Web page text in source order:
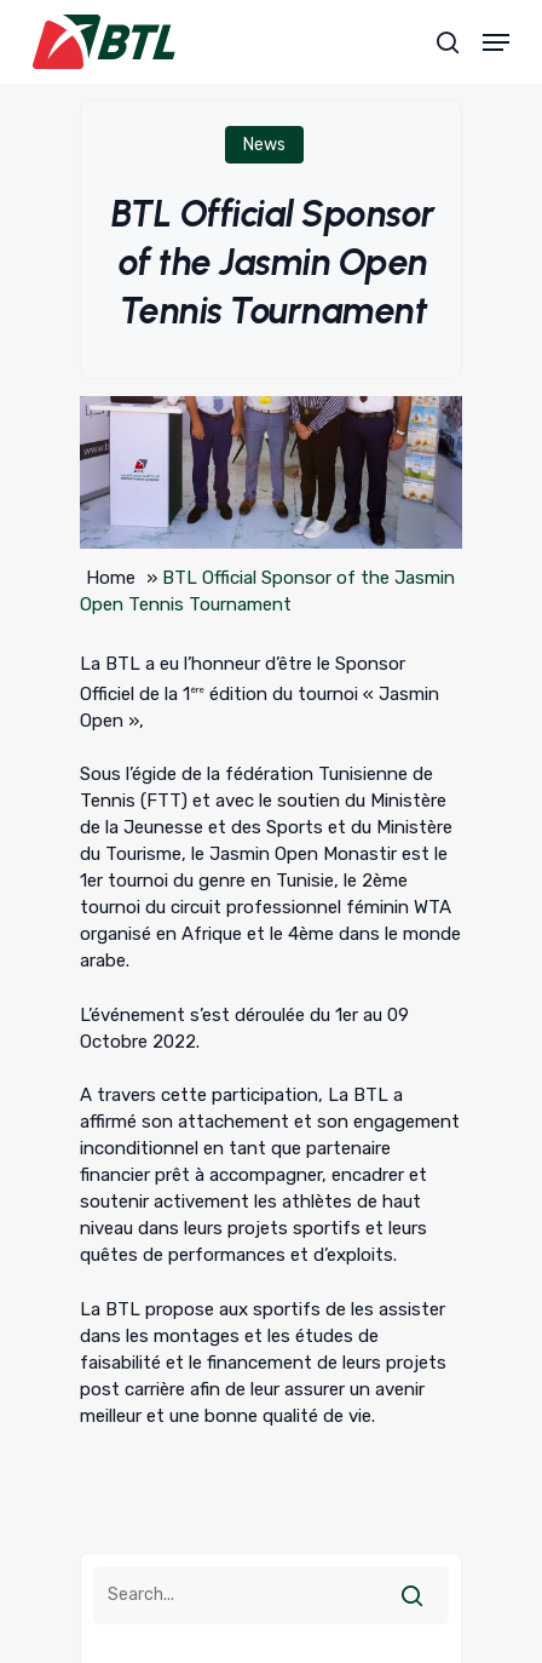
main
search
Menu
News
BTL Official Sponsor
of the Jasmin Open
Tennis Tournament
Home » BTL Official Sponsor of the Jasmin
Open Tennis Tournament
La BTL a eu l’honneur d’être le Sponsor
Officiel de la 1ère édition du tournoi « Jasmin
Open »,
Sous l’égide de la fédération Tunisienne de
Tennis (FTT) et avec le soutien du Ministère
de la Jeunesse et des Sports et du Ministère
du Tourisme, le Jasmin Open Monastir est le
1er tournoi du genre en Tunisie, le 2ème
tournoi du circuit professionnel féminin WTA
organisé en Afrique et le 4ème dans le monde
arabe.
L’événement s’est déroulée du 1er au 09
Octobre 2022.
A travers cette participation, La BTL a
affirmé son attachement et son engagement
inconditionnel en tant que partenaire
financier prêt à accompagner, encadrer et
soutenir activement les athlètes de haut
niveau dans leurs projets sportifs et leurs
quêtes de performances et d’exploits.
La BTL propose aux sportifs de les assister
dans les montages et les études de
faisabilité et le financement de leurs projets
post carrière afin de leur assurer un avenir
meilleur et une bonne qualité de vie.